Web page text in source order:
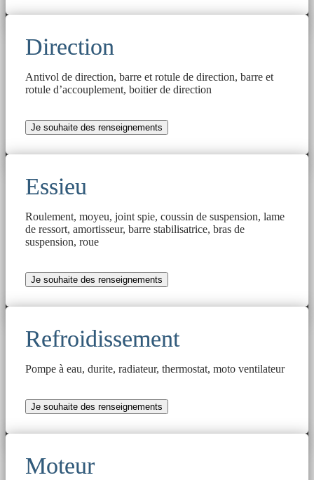
Direction
Antivol de direction, barre et rotule de direction, barre et
rotule d’accouplement, boitier de direction
Je souhaite des renseignements
Essieu
Roulement, moyeu, joint spie, coussin de suspension, lame
de ressort, amortisseur, barre stabilisatrice, bras de
suspension, roue
Je souhaite des renseignements
Refroidissement
Pompe à eau, durite, radiateur, thermostat, moto ventilateur
Je souhaite des renseignements
Moteur